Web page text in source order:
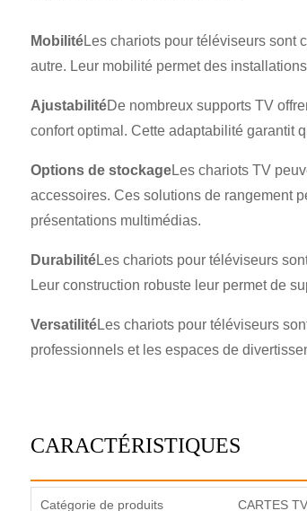
MobilitéLes chariots pour téléviseurs sont
autre. Leur mobilité permet des
AjustabilitéDe nombreux supports TV
confort optimal. Cette adaptabilité garantit
Options de stockageLes chariots TV
accessoires. Ces solutions de rangement
présentations multimédias.
DurabilitéLes chariots pour téléviseurs
Leur construction robuste leur permet de
VersatilitéLes chariots pour téléviseurs
professionnels et les espaces de
CARACTÉRISTIQUES
Catégorie de produits CARTES